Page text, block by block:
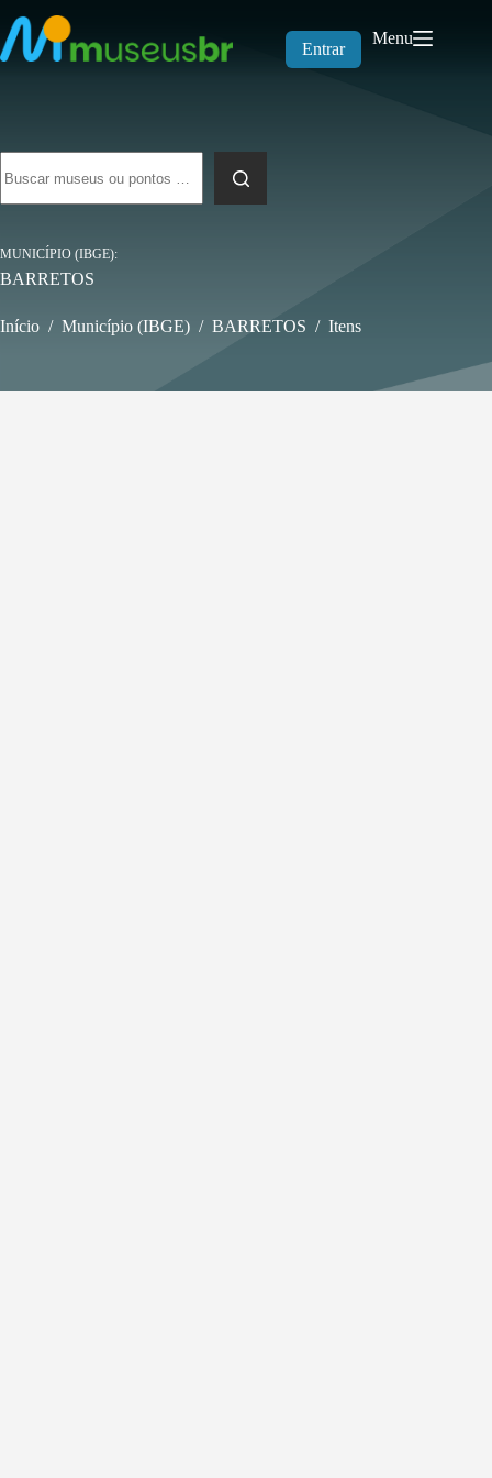
para
o
conteúdo
Entrar
Menu
resultados
MUNICÍPIO (IBGE)
BARRETOS
Início / Município (IBGE) / BARRETOS / Itens